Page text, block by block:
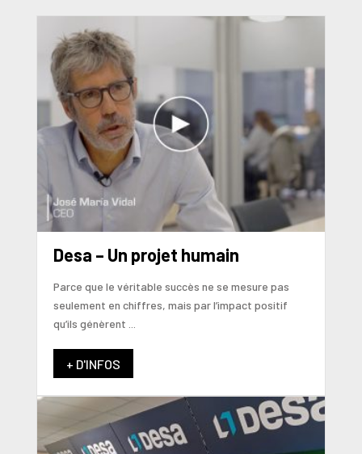
Desa – Un projet humain
Parce que le véritable succès ne se mesure pas
seulement en chiffres, mais par l’impact positif
qu’ils génèrent ...
+ D'INFOS